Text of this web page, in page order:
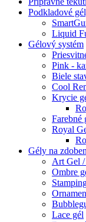
Podkladové
Liquid
Gélový systém
Pink -
Biele
Cool
Krycie
Farebné
Royal
Gély na
Art Gel
Ombre
Lace gél